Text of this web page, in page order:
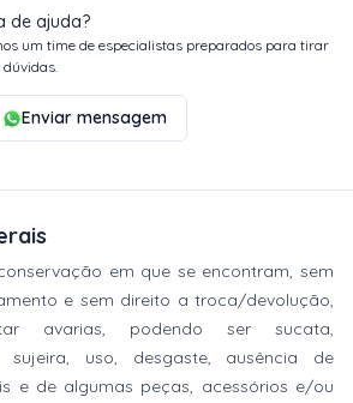
de ajuda?
um time de especialistas preparados para tirar
Enviar mensagem
em que se encontram, sem
e sem direito a troca/devolução,
avarias, podendo ser sucata,
sujeira, uso, desgaste, ausência de
e de algumas peças, acessórios e/ou